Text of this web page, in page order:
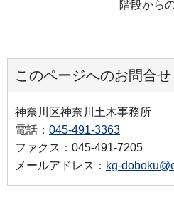
階段から
このページへのお問合せ
神奈川区神奈川土木事務所
電話： 045-491-3363
ファクス：045-491-7205
メールアドレス： kg-